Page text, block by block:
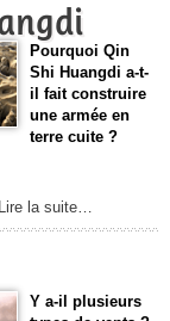
Pourquoi Qin
Shi Huangdi a-t-
il fait construire
une armée en
terre cuite ?
Lire la suite…
Y a-il plusieurs